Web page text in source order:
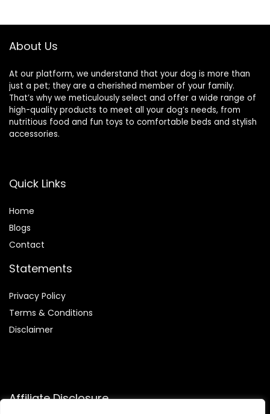
About Us
At our platform, we understand that your dog is more than
just a pet; they are a cherished member of your family.
That’s why we meticulously select and offer a wide range of
high-quality products to meet all your dog’s needs, from
nutritious food and fun toys to comfortable beds and stylish
accessories.
Quick Links
Home
Blogs
Contact
Statements
Privacy Policy
Terms & Conditions
Disclaimer
Affiliate Disclosure